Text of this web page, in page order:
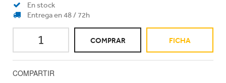
En stock
Entrega en 48 / 72h
COMPRAR FICHA
COMPARTIR